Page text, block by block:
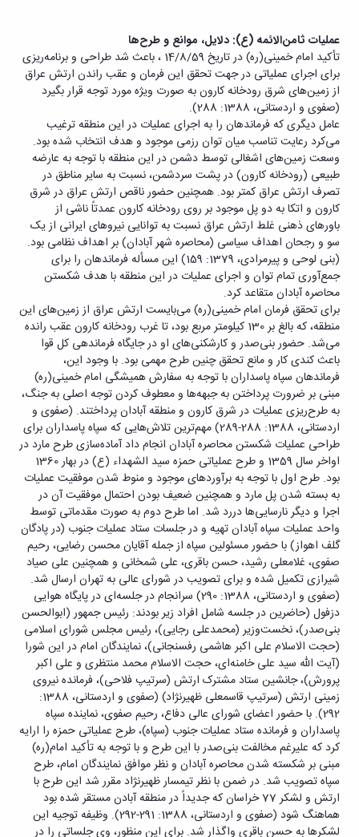
عملیات ثامن‌الائمه (ع): دلایل، موانع و طرح‌ها
تأکید امام خمینی(ره) در تاریخ 14/8/59 ، باعث شد طراحی و برنامه‌ریزی
برای اجرای عملیاتی در جهت تحقق این فرمان و عقب راندن ارتش عراق
از زمین‌های شرق رودخانه کارون به صورت ویژه مورد توجه قرار بگیرد
(صفوی و اردستانی، 1388: 288).
عامل دیگری که فرماندهان را به اجرای عملیات در این منطقه ترغیب
می‌کرد رعایت تناسب میان توان رزمی موجود و هدف انتخاب شده بود.
وسعت زمین‌های اشغالی توسط دشمن در این منطقه با توجه به عارضه
طبیعی (رودخانه کارون) در پشت سردشمن، نسبت به سایر مناطق در
تصرف ارتش عراق کمتر بود. همچنین حضور ناقص ارتش عراق در شرق
کارون و اتکا به دو پل موجود بر روی رودخانه کارون عمدتاً ناشی از
باورهای ذهنی غلط ارتش عراق نسبت به توانایی نیروهای ایرانی از یک
سو و رجحان اهداف سیاسی (محاصره شهر آبادان) بر اهداف نظامی بود.
(بنی لوحی و پیرمرادی، 1379: 159) این مسأله فرماندهان را برای
جمع‌آوری تمام توان و اجرای عملیات در این منطقه با هدف شکستن
محاصره آبادان متقاعد کرد.
برای تحقق فرمان امام خمینی(ره) می‌بایست ارتش عراق از زمین‌های این
منطقه، که بالغ بر 130 کیلومتر مربع بود، تا غرب رودخانه کارون عقب رانده
می‌شد. حضور بنی‌صدر و کارشکنی‌های او در جایگاه فرماندهی کل قوا
باعث کندی کار و مانع تحقق چنین طرح مهمی بود. با وجود این،
فرماندهان سپاه پاسداران با توجه به سفارش همیشگی امام خمینی(ره)
مبنی بر ضرورت پرداختن به جبهه‌ها و معطوف کردن توجه اصلی به جنگ،
به طرح‌ریزی عملیات در شرق کارون و منطقه آبادان پرداختند. (صفوی و
اردستانی، 1388: 288-289) مهم‌ترین تلاش‌هایی که سپاه پاسداران برای
طراحی عملیات شکستن محاصره آبادان انجام داد آماده‌سازی طرح مارد در
اواخر سال 1359 و طرح عملیاتی حمزه سید الشهداء (ع) در بهار 1360
بود. طرح اول با توجه به برآوردهای موجود و منوط شدن موفقیت عملیات
به بسته شدن پل مارد و همچنین ضعیف بودن احتمال موفقیت آن در
اجرا و دیگر نارسایی‌ها دررد شد. اما طرح دوم به صورت مقدماتی توسط
واحد عملیات سپاه آبادان تهیه و در جلسات ستاد عملیات جنوب (در پادگان
گلف اهواز) با حضور مسئولین سپاه از جمله آقایان محسن رضایی، رحیم
صفوی، غلامعلی رشید، حسن باقری، علی شمخانی و همچنین علی صیاد
شیرازی تکمیل شده و برای تصویب در شورای عالی به تهران ارسال شد.
(صفوی و اردستانی، 1388: 290) سرانجام در جلسه‌ای در پایگاه هوایی
دزفول (حاضرین در جلسه شامل افراد زیر بودند: رئیس جمهور (ابوالحسن
بنی‌صدر)، نخست‌وزیر (محمدعلی رجایی)، رئیس مجلس شورای اسلامی
(حجت الاسلام علی اکبر هاشمی رفسنجانی)، نمایندگان امام در این شورا
(آیت الله سید علی خامنه‌ای، حجت الاسلام محمد منتظری و علی اکبر
پرورش)، جانشین ستاد مشترک ارتش (سرتیپ فلاحی)، فرمانده نیروی
زمینی ارتش (سرتیپ قاسمعلی ظهیرنژاد) (صفوی و اردستانی، 1388:
292). با حضور اعضای شورای عالی دفاع، رحیم صفوی، نماینده سپاه
پاسداران و فرمانده ستاد عملیات جنوب (سپاه)، طرح عملیاتی حمزه را ارایه
کرد که علیرغم مخالفت بنی‌صدر با این طرح و با توجه به تأکید امام(ره)
مبنی بر شکسته شدن محاصره آبادان و نظر موافق نمایندگان امام، طرح
سپاه تصویب شد. در ضمن با نظر تیمسار ظهیرنژاد مقرر شد این طرح با
ارتش و لشکر 77 خراسان که جدیداً در منطقه آبادن مستقر شده بود
هماهنگ شود (صفوی و اردستانی، 1388: 291-292). وظیفه توجیه این
لشکرها به حسن باقری واگذار شد. برای این منظور، وی جلساتی را در